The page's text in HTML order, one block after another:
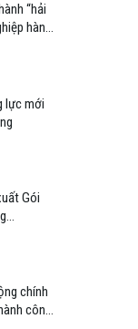
“hải
hàng
lực mới
Gói
hải
chính
công